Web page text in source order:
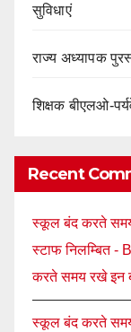
सुविधाएं
राज्य अध्यापक
शिक्षक बीएलओ-
Recent
स्कूल बंद करते समय
स्टाफ निलम्बित
करते समय रखे इन
स्कूल बंद करते समय